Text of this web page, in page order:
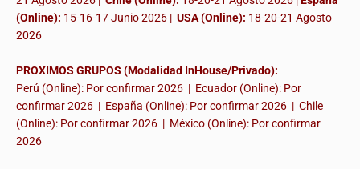
(Online): 15-16-17 Junio 2026 | USA (Online): 18-20-21 Agosto
2026
PROXIMOS GRUPOS (Modalidad InHouse/Privado):
Perú (Online): Por confirmar 2026 | Ecuador (Online): Por
confirmar 2026 | España (Online): Por confirmar 2026 | Chile
(Online): Por confirmar 2026 | México (Online): Por confirmar
2026